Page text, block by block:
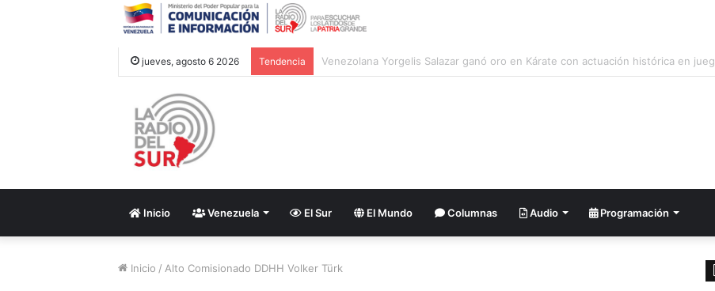
jueves, agosto 6 2026 Tendencia Venezuela y Brasil revisan agenda común de cooperación
Inicio Venezuela El Sur El Mundo Columnas Audio Programación
Inicio / Alto Comisionado DDHH Volker Türk